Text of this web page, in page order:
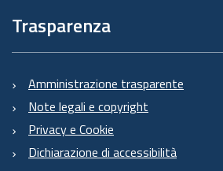
Trasparenza
Amministrazione trasparente
Note legali e copyright
Privacy e Cookie
Dichiarazione di accessibilità